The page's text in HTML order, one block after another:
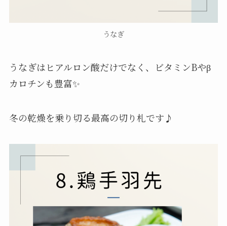
うなぎ
うなぎはヒアルロン酸だけでなく、ビタミンBやβ
カロチンも豊富✨
冬の乾燥を乗り切る最高の切り札です♪